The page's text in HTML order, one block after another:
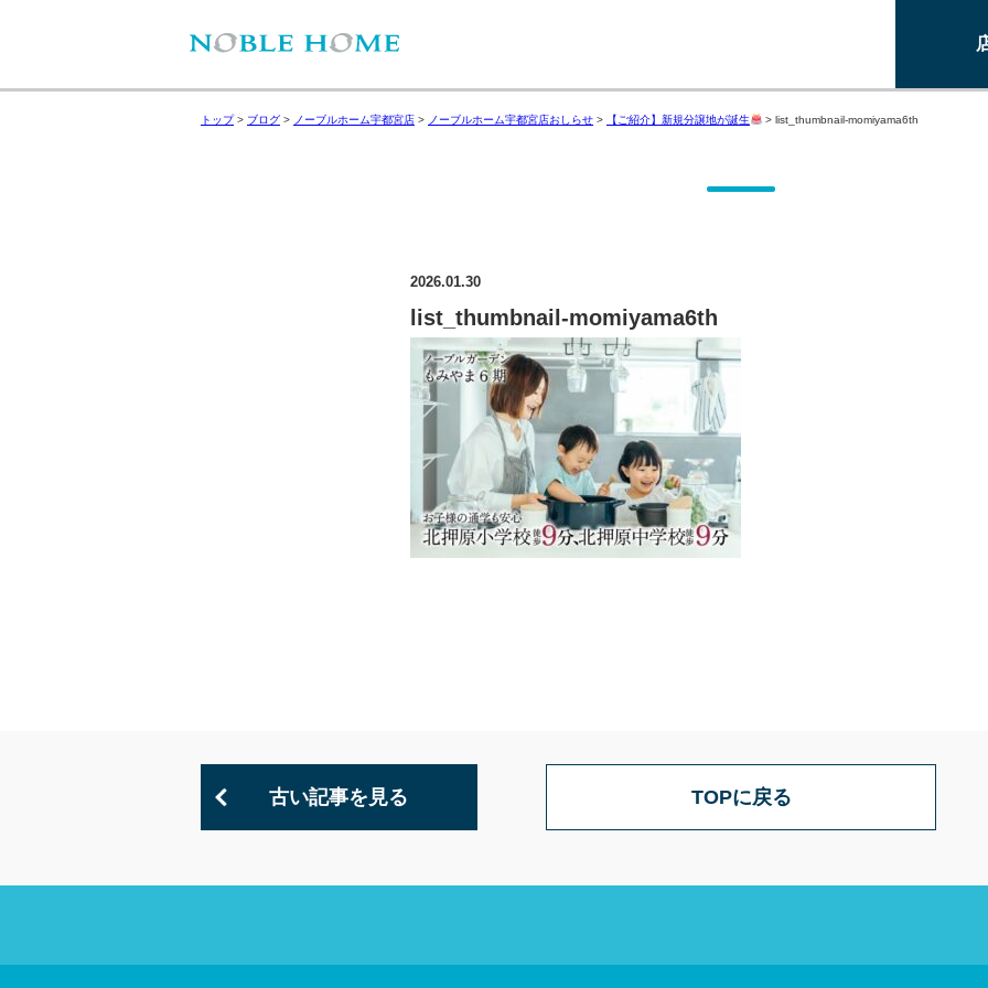
トップ> ブログ > ノーブルホーム宇都宮店 > ノーブルホーム宇都宮店おしらせ > 【ご紹介】新規分譲地が誕生 >list_thumbnail-momiyama6th
2026.01.30
list_thumbnail-momiyama6th
古い記事を見る TOPに戻る